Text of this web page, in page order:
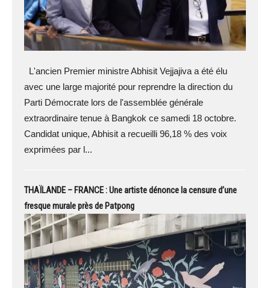
L'ancien Premier ministre Abhisit Vejjajiva a été élu
avec une large majorité pour reprendre la direction du
Parti Démocrate lors de l'assemblée générale
extraordinaire tenue à Bangkok ce samedi 18 octobre.
Candidat unique, Abhisit a recueilli 96,18 % des voix
exprimées par l...
THAÏLANDE – FRANCE : Une artiste dénonce la censure d’une
fresque murale près de Patpong